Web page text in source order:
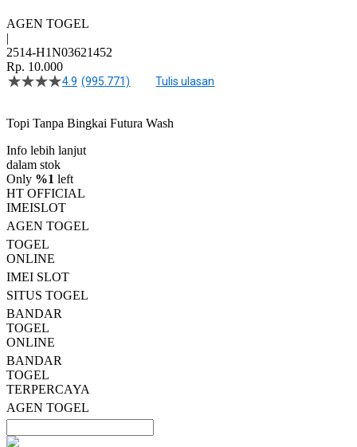
AGEN TOGEL
|
2514-H1N03621452
Rp. 10.000
4.5
bintang,
rating
rata-
rata.
Read
13
Reviews.
Tautan
halaman
yang
sama.
4.9 (995.771) Tulis ulasan
Topi Tanpa Bingkai Futura Wash
Info lebih lanjut
dalam stok
Only %1 left
HT OFFICIAL
IMEISLOT
AGEN TOGEL
TOGEL
ONLINE
IMEI SLOT
SITUS TOGEL
BANDAR
TOGEL
ONLINE
BANDAR
TOGEL
TERPERCAYA
AGEN TOGEL